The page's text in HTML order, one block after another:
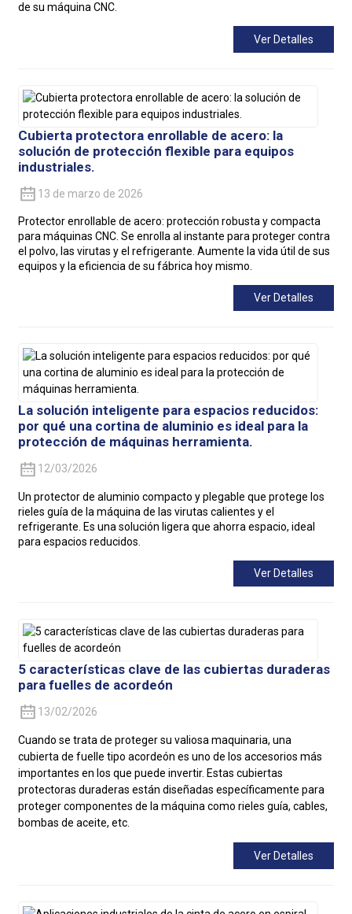
de su máquina CNC.
Ver Detalles
Cubierta protectora enrollable de acero: la
solución de protección flexible para equipos
industriales.
13 de marzo de 2026
Protector enrollable de acero: protección robusta y compacta
para máquinas CNC. Se enrolla al instante para proteger contra
el polvo, las virutas y el refrigerante. Aumente la vida útil de sus
equipos y la eficiencia de su fábrica hoy mismo.
Ver Detalles
La solución inteligente para espacios reducidos:
por qué una cortina de aluminio es ideal para la
protección de máquinas herramienta.
12/03/2026
Un protector de aluminio compacto y plegable que protege los
rieles guía de la máquina de las virutas calientes y el
refrigerante. Es una solución ligera que ahorra espacio, ideal
para espacios reducidos.
Ver Detalles
5 características clave de las cubiertas duraderas
para fuelles de acordeón
13/02/2026
Cuando se trata de proteger su valiosa maquinaria, una
cubierta de fuelle tipo acordeón es uno de los accesorios más
importantes en los que puede invertir. Estas cubiertas
protectoras duraderas están diseñadas específicamente para
proteger componentes de la máquina como rieles guía, cables,
bombas de aceite, etc.
Ver Detalles